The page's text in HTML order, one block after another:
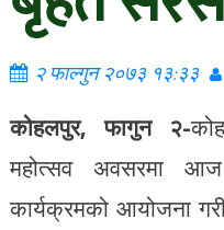
२ फाल्गुन २०७३ १३:३३
कोहलपुर, फागुन २-
महोत्सव अवसरमा
कार्यक्रमको आयोजना